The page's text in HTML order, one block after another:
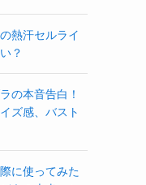
熱汗セルライ
？
の本音告白！
ズ感、バスト
に使ってみた